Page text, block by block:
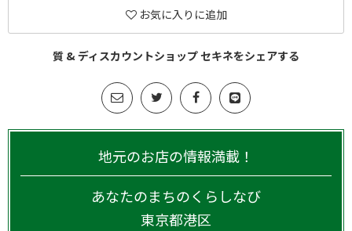
お気に入りに追加
質 & ディスカウントショップ セキネをシェアする
地元のお店の情報満載！
あなたのまちのくらしなび
東京都港区